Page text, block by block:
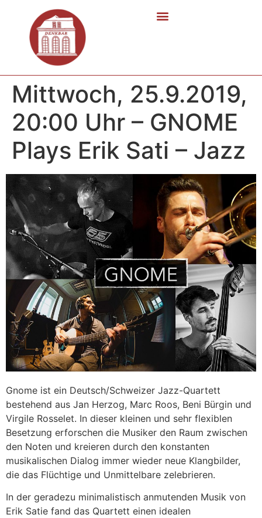
Mittwoch, 25.9.2019,
20:00 Uhr – GNOME
Plays Erik Sati – Jazz
Gnome ist ein Deutsch/Schweizer Jazz-Quartett
bestehend aus Jan Herzog, Marc Roos, Beni Bürgin und
Virgile Rosselet. In dieser kleinen und sehr flexiblen
Besetzung erforschen die Musiker den Raum zwischen
den Noten und kreieren durch den konstanten
musikalischen Dialog immer wieder neue Klangbilder,
die das Flüchtige und Unmittelbare zelebrieren.
In der geradezu minimalistisch anmutenden Musik von
Erik Satie fand das Quartett einen idealen